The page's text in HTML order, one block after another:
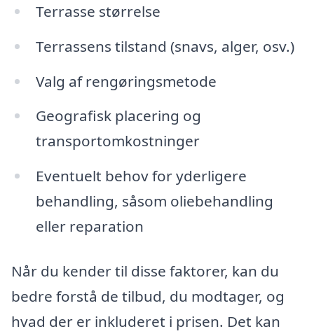
Terrasse størrelse
Terrassens tilstand (snavs, alger, osv.)
Valg af rengøringsmetode
Geografisk placering og
transportomkostninger
Eventuelt behov for yderligere
behandling, såsom oliebehandling
eller reparation
Når du kender til disse faktorer, kan du
bedre forstå de tilbud, du modtager, og
hvad der er inkluderet i prisen. Det kan